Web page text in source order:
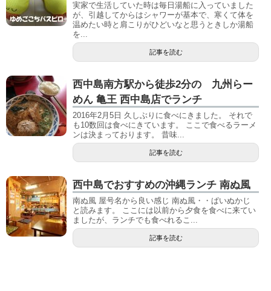
実家で生活していた時は毎日湯船に入っていました
が、引越してからはシャワーが基本で、寒くて体を
温めたい時と肩こりがひどいなと思うときしか湯船
を...
記事を読む
西中島南方駅から徒歩2分の 九州らー
めん 亀王 西中島店でランチ
2016年2月5日 久しぶりに食べにきました。 それで
も10数回は食べにきています。 ここで食べるラーメ
ンは決まっております。 昔味...
記事を読む
西中島でおすすめの沖縄ランチ 南ぬ風
南ぬ風 屋号名から良い感じ 南ぬ風・・ぱいぬかじ
と読みます。 ここには以前から夕食を食べに来てい
ましたが、ランチでも食べれるこ...
記事を読む